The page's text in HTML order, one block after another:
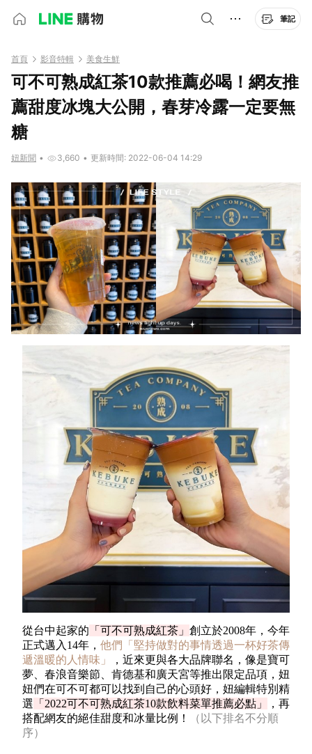
筆記
首頁 影音特輯 美食生鮮
可不可熟成紅茶10款推薦必喝！網友推
薦甜度冰塊大公開，春芽冷露一定要無
糖
妞新聞 • 3,660 • 更新時間: 2022-06-04 14:29
從台中起家的 「可不可熟成紅茶」 創立於2008年，今年
正式邁入 14年， 他們「堅持做對的事情透過一杯好茶傳
遞溫暖的人情味」
，近來更與各大品牌聯名，像是寶可
夢、春浪音樂節、肯德基和廣天宮等推出限定品項，妞
妞們在可不可都可以找到自己的心頭好，妞編輯特別精
選 「2022可不可熟成紅茶10款飲料菜單推薦必點」
，再
搭配網友的絕佳甜度和冰量比例！
（以下排名不分順
序）